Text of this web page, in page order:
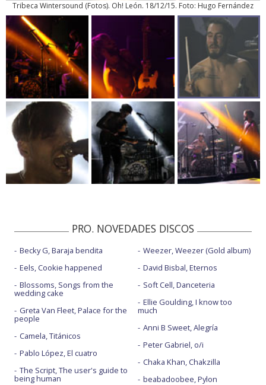
Tribeca Wintersound (Fotos). Oh! León. 18/12/15. Foto: Hugo Fernández
PRO. NOVEDADES DISCOS
Becky G, Baraja bendita
Eels, Cookie happened
Blossoms, Songs from the
wedding cake
Greta Van Fleet, Palace for the
people
Camela, Titánicos
Pablo López, El cuatro
The Script, The user's guide to
being human
Weezer, Weezer (Gold album)
David Bisbal, Eternos
Soft Cell, Danceteria
Ellie Goulding, I know too
much
Anni B Sweet, Alegría
Peter Gabriel, o/i
Chaka Khan, Chakzilla
beabadoobee, Pylon